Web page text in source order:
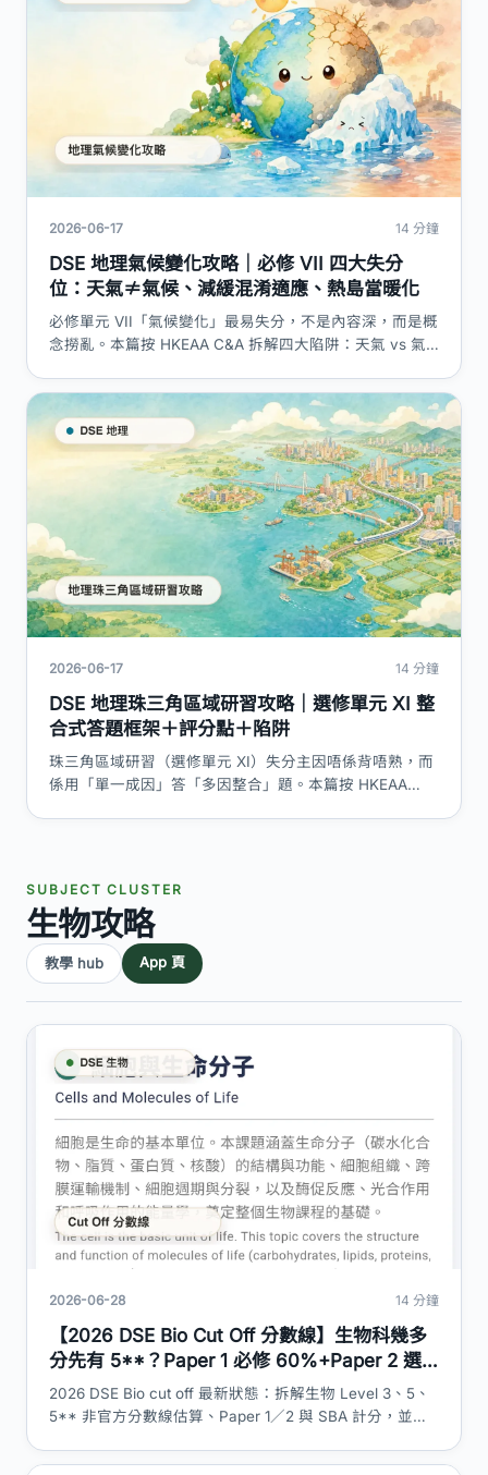
2026-06-17 14 分鐘
DSE 地理氣候變化攻略｜必修 VII 四大失分
位：天氣≠氣候、減緩混淆適應、熱島當暖化
必修單元 VII「氣候變化」最易失分，不是內容深，而是概
念撈亂。本篇按 HKEAA C&A 拆解四大陷阱：天氣 vs 氣
化，附評分點表、答題框架同 model answer 結構。
2026-06-17 14 分鐘
DSE 地理珠三角區域研習攻略｜選修單元 XI 整
合式答題框架＋評分點＋陷阱
珠三角區域研習（選修單元 XI）失分主因唔係背唔熟，而
係用「單一成因」答「多因整合」題。本篇按 HKEAA
SUBJECT CLUSTER
生物攻略
教學 hub App 頁
2026-06-28 14 分鐘
【2026 DSE Bio Cut Off 分數線】生物科幾多
分先有 5**？Paper 1 必修 60%+Paper 2 選
修 20%+SBA 20% 加權計算＋L1-5** 估算對
照｜DSE 神器
2026 DSE Bio cut off 最新狀態：拆解生物 Level 3、5、
5** 非官方分數線估算、Paper 1／2 與 SBA 計分，並分